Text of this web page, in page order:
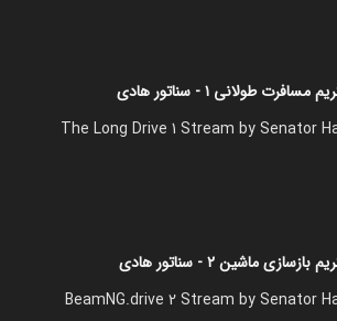
مسافرت طولانی ۱ - سناتور هادی
The Long Drive 1 Stream by Senator
بازسازی ماشین ۲ - سناتور هادی
BeamNG.drive 2 Stream by Senator